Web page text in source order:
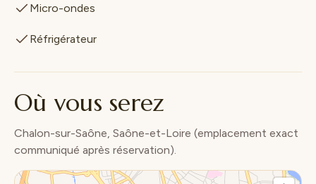
Micro-ondes
Réfrigérateur
Où vous serez
Chalon-sur-Saône, Saône-et-Loire (emplacement exact
communiqué après réservation).